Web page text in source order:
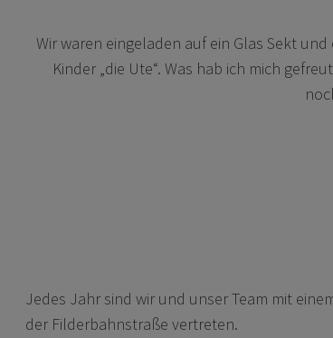
Wir waren eingeladen auf ein Glas Sekt
Kinder „die Ute“. Was hab ich mich
Jedes Jahr sind wir und unser Team mit
der Filderbahnstraße vertreten.